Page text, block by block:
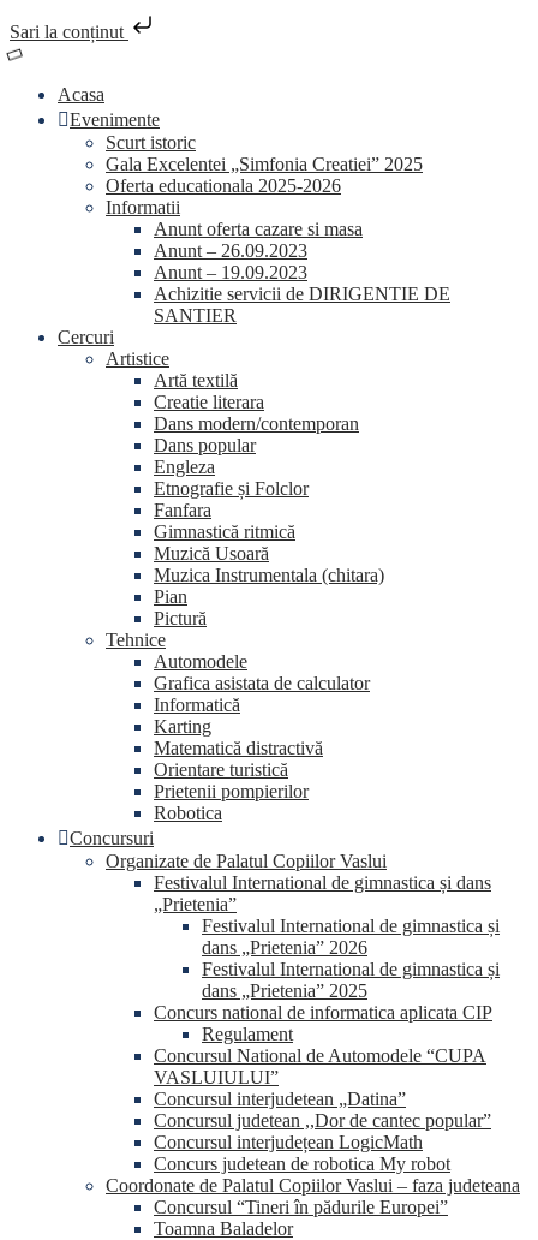
Sari la conținut
Skip
contentAcasa
Evenimente
Scurt istoric
Gala Excelentei „Simfonia Creatiei” 2025
Oferta educationala 2025-2026
Informatii
Anunt oferta cazare si masa
Anunt – 26.09.2023
Anunt – 19.09.2023
Achizitie servicii de DIRIGENTIE DE
SANTIER
Cercuri
Artistice
Artă textilă
Creatie literara
Dans modern/contemporan
Dans popular
Engleza
Etnografie și Folclor
Fanfara
Gimnastică ritmică
Muzică Usoară
Muzica Instrumentala (chitara)
Pian
Pictură
Tehnice
Automodele
Grafica asistata de calculator
Informatică
Karting
Matematică distractivă
Orientare turistică
Prietenii pompierilor
Robotica
Concursuri
Organizate de Palatul Copiilor Vaslui
Festivalul International de gimnastica și dans
„Prietenia”
Festivalul International de gimnastica și
dans „Prietenia” 2026
Festivalul International de gimnastica și
dans „Prietenia” 2025
Concurs national de informatica aplicata CIP
Regulament
Concursul National de Automodele “CUPA
VASLUIULUI”
Concursul interjudetean „Datina”
Concursul judetean ,,Dor de cantec popular”
Concursul interjudețean LogicMath
Concurs judetean de robotica My robot
Coordonate de Palatul Copiilor Vaslui – faza judeteana
Concursul “Tineri în pădurile Europei”
Toamna Baladelor